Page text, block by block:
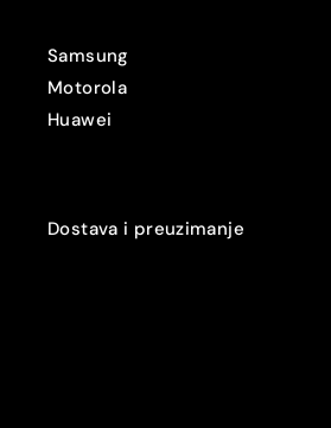
Samsung
Motorola
Huawei
Dostava i preuzimanje